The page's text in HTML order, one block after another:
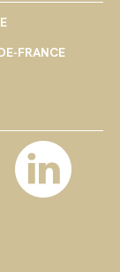
FRANCE